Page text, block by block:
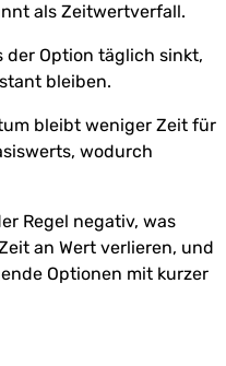
als Zeitwertverfall.
der Option täglich sinkt,
bleiben.
bleibt weniger Zeit für
wodurch
Regel negativ, was
an Wert verlieren, und
Optionen mit kurzer